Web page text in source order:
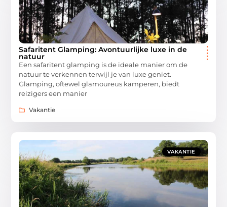
Safaritent Glamping: Avontuurlijke luxe in de
natuur
Een safaritent glamping is de ideale manier om de
natuur te verkennen terwijl je van luxe geniet.
Glamping, oftewel glamoureus kamperen, biedt
reizigers een manier
Vakantie
VAKANTIE